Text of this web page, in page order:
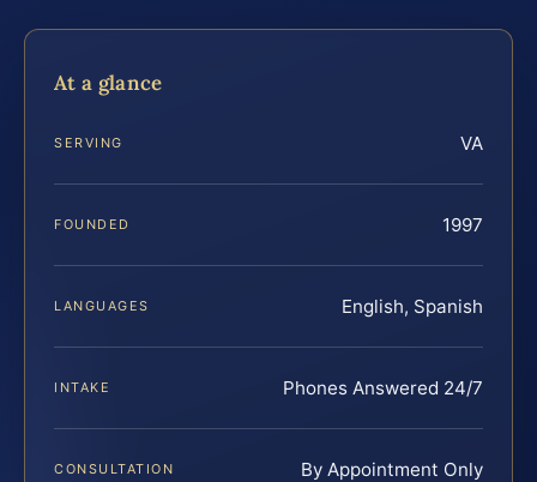
At a glance
SERVING VA
FOUNDED 1997
LANGUAGES English, Spanish
INTAKE Phones Answered 24/7
CONSULTATION By Appointment Only